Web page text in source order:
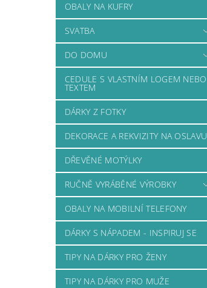
OBALY NA KUFRY
SVATBA
DO DOMU
CEDULE S VLASTNÍM LOGEM NEBO
TEXTEM
DÁRKY Z FOTKY
DEKORACE A REKVIZITY NA OSLAVU
DŘEVĚNÉ MOTÝLKY
RUČNĚ VYRÁBĚNÉ VÝROBKY
OBALY NA MOBILNÍ TELEFONY
DÁRKY S NÁPADEM - INSPIRUJ SE
TIPY NA DÁRKY PRO ŽENY
TIPY NA DÁRKY PRO MUŽE